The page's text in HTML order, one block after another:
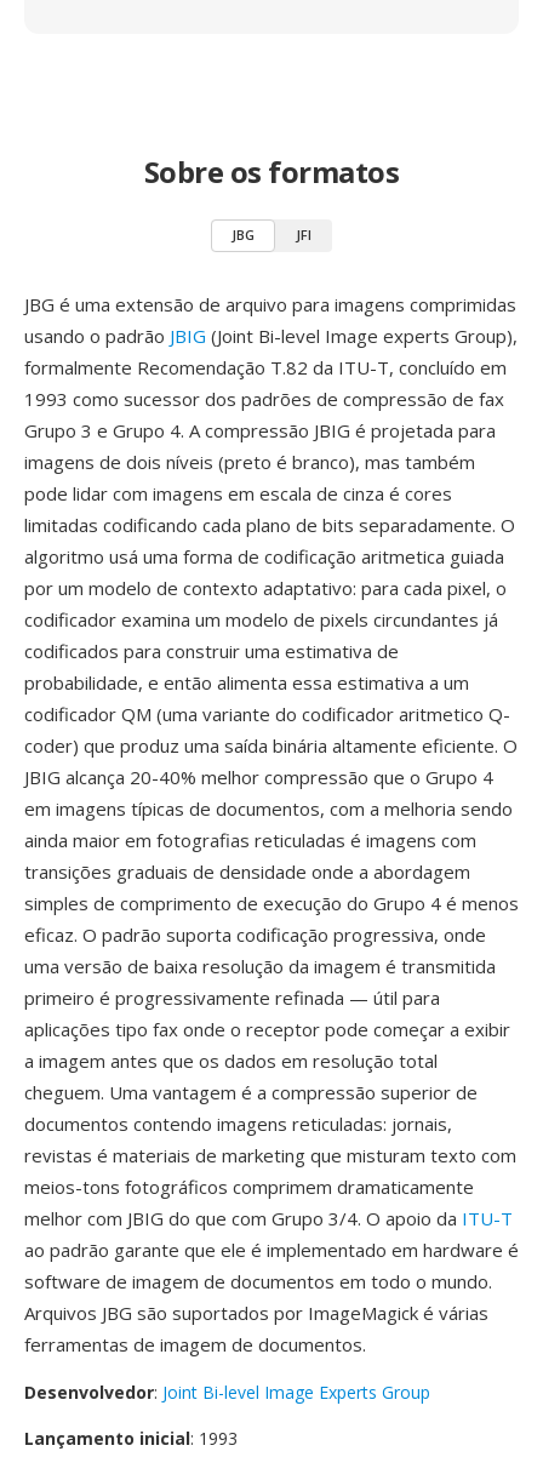
Sobre os formatos
JBG JFI
JBG é uma extensão de arquivo para imagens comprimidas
usando o padrão JBIG (Joint Bi-level Image experts Group),
formalmente Recomendação T.82 da ITU-T, concluído em
1993 como sucessor dos padrões de compressão de fax
Grupo 3 e Grupo 4. A compressão JBIG é projetada para
imagens de dois níveis (preto é branco), mas também
pode lidar com imagens em escala de cinza é cores
limitadas codificando cada plano de bits separadamente. O
algoritmo usá uma forma de codificação aritmetica guiada
por um modelo de contexto adaptativo: para cada pixel, o
codificador examina um modelo de pixels circundantes já
codificados para construir uma estimativa de
probabilidade, e então alimenta essa estimativa a um
codificador QM (uma variante do codificador aritmetico Q-
coder) que produz uma saída binária altamente eficiente. O
JBIG alcança 20-40% melhor compressão que o Grupo 4
em imagens típicas de documentos, com a melhoria sendo
ainda maior em fotografias reticuladas é imagens com
transições graduais de densidade onde a abordagem
simples de comprimento de execução do Grupo 4 é menos
eficaz. O padrão suporta codificação progressiva, onde
uma versão de baixa resolução da imagem é transmitida
primeiro é progressivamente refinada — útil para
aplicações tipo fax onde o receptor pode começar a exibir
a imagem antes que os dados em resolução total
cheguem. Uma vantagem é a compressão superior de
documentos contendo imagens reticuladas: jornais,
revistas é materiais de marketing que misturam texto com
meios-tons fotográficos comprimem dramaticamente
melhor com JBIG do que com Grupo 3/4. O apoio da ITU-T
ao padrão garante que ele é implementado em hardware é
software de imagem de documentos em todo o mundo.
Arquivos JBG são suportados por ImageMagick é várias
ferramentas de imagem de documentos.
Desenvolvedor: Joint Bi-level Image Experts Group
Lançamento inicial: 1993